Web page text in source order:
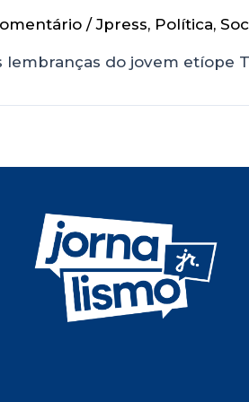
/Jpress, Política,
lembranças do jovem etíope